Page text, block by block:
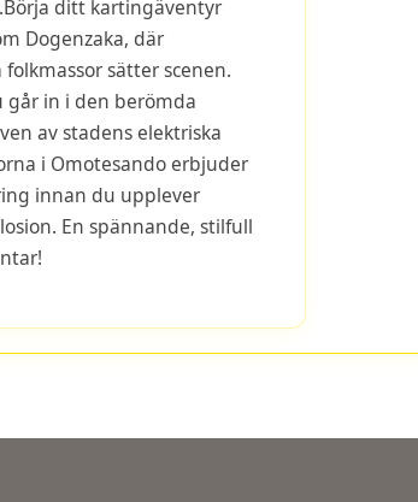
ditt kartingäventyr
Dogenzaka, där
sätter scenen.
in i den berömda
av stadens elektriska
i Omotesando erbjuder
innan du upplever
En spännande, stilfull